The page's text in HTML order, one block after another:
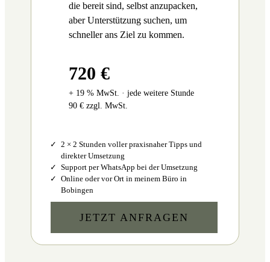
die bereit sind, selbst anzupacken,
aber Unterstützung suchen, um
schneller ans Ziel zu kommen.
720 €
+ 19 % MwSt. · jede weitere Stunde
90 € zzgl. MwSt.
2 × 2 Stunden voller praxisnaher Tipps und
direkter Umsetzung
Support per WhatsApp bei der Umsetzung
Online oder vor Ort in meinem Büro in
Bobingen
JETZT ANFRAGEN